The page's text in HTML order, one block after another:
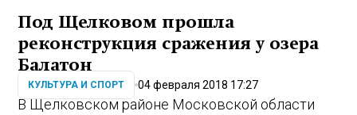
Под Щелковом прошла
реконструкция сражения у озера
Балатон
КУЛЬТУРА И СПОРТ 04 февраля 2018 17:27
В Щелковском районе Московской области